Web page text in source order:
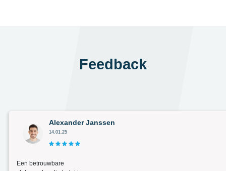
Feedback
Alexander Janssen
14.01.25
Een betrouwbare